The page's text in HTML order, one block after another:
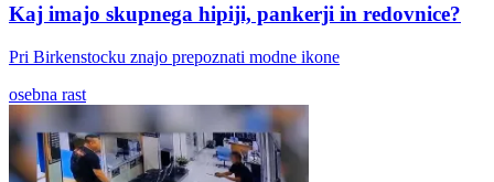
Kaj imajo skupnega hipiji, pankerji in redovnice?
Pri Birkenstocku znajo prepoznati modne ikone
osebna rast